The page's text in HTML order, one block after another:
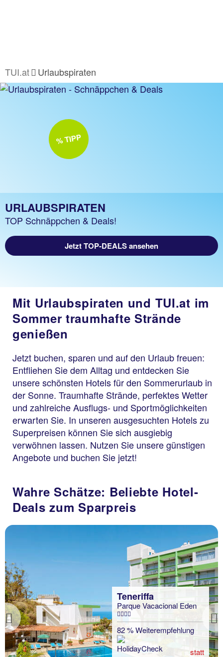
TUI.at Urlaubspiraten
URLAUBSPIRATEN
TOP Schnäppchen & Deals!
Jetzt TOP-DEALS ansehen
% TIPP
Mit Urlaubspiraten und TUI.at im
Sommer traumhafte Strände
genießen
Jetzt buchen, sparen und auf den Urlaub freuen:
Entfliehen Sie dem Alltag und entdecken Sie
unsere schönsten Hotels für den Sommerurlaub in
der Sonne. Traumhafte Strände, perfektes Wetter
und zahlreiche Ausflugs- und Sportmöglichkeiten
erwarten Sie. In unseren ausgesuchten Hotels zu
Superpreisen können Sie sich ausgiebig
verwöhnen lassen. Nutzen Sie unsere günstigen
Angebote und buchen Sie jetzt!
Wahre Schätze: Beliebte Hotel-
Deals zum Sparpreis
Previous
Teneriffa
Parque Vacacional Eden
82 % Weiterempfehlung
statt